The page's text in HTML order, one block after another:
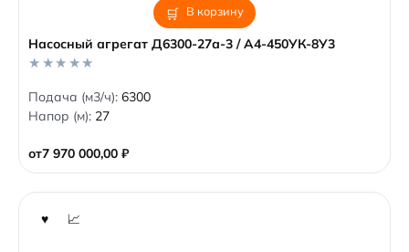
В корзину
Насосный агрегат Д6300-27а-3 / А4-450УК-8У3
от7 970 000,00 ₽
0
o
u
f
5
Подача (м3/ч): 6300
Напор (м): 27